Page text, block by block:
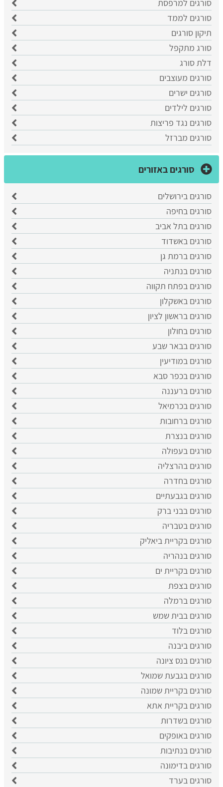
סורגים למרפסת
סורגים לממד
תיקון סורגים
סורג מתקפל
דלת סורג
סורגים מעוצבים
סורגים ישרים
סורגים לילדים
סורגים נגד פריצות
סורגים מברזל
סורגים באזורים
סורגים בירושלים
סורגים בחיפה
סורגים בתל אביב
סורגים באשדוד
סורגים ברמת גן
סורגים בנתניה
סורגים בפתח תקווה
סורגים באשקלון
סורגים בראשון לציון
סורגים בחולון
סורגים בבאר שבע
סורגים במודיעין
סורגים בכפר סבא
סורגים ברעננה
סורגים בכרמיאל
סורגים ברחובות
סורגים בנצרת
סורגים בעפולה
סורגים בהרצליה
סורגים בחדרה
סורגים בגבעתיים
סורגים בבני ברק
סורגים בטבריה
סורגים בקריית ביאליק
סורגים בנהריה
סורגים בקריית ים
סורגים בצפת
סורגים ברמלה
סורגים בבית שמש
סורגים בלוד
סורגים ביבנה
סורגים בנס ציונה
סורגים בגבעת שמואל
סורגים בקריית שמונה
סורגים בקריית אתא
סורגים בשדרות
סורגים באופקים
סורגים בנתיבות
סורגים בדימונה
סורגים בערד